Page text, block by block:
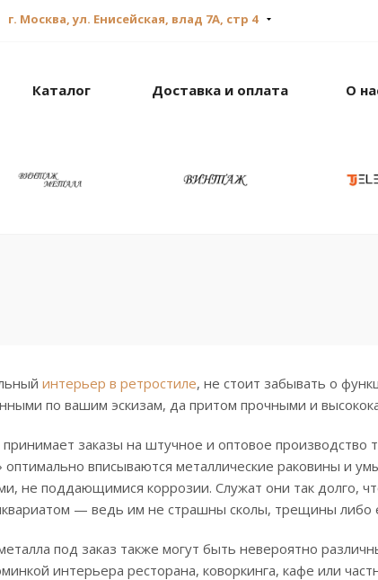
г. Москва, ул. Енисейская, влад 7А, стр 4
Каталог Доставка и оплата О
интерьер в ретростиле, не стоит забывать о
по вашим эскизам, да притом прочными и
заказы на штучное и оптовое производство
оптимально вписываются металлические раковины и
не поддающимися коррозии. Служат они так долго,
— ведь им не страшны сколы, трещины либо
под заказ также могут быть невероятно
интерьера ресторана, коворкинга, кафе или